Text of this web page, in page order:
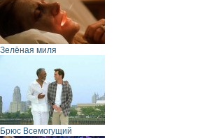
Зелёная миля
Брюс Всемогущий